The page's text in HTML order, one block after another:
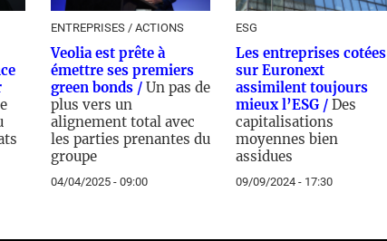
ENTREPRISES / ACTIONS
Veolia est prête à
émettre ses premiers
green bonds / Un pas de
plus vers un
alignement total avec
les parties prenantes du
groupe
04/04/2025 - 09:00
ESG
Les entreprises cotées
sur Euronext
assimilent toujours
mieux l’ESG / Des
capitalisations
moyennes bien
assidues
09/09/2024 - 17:30